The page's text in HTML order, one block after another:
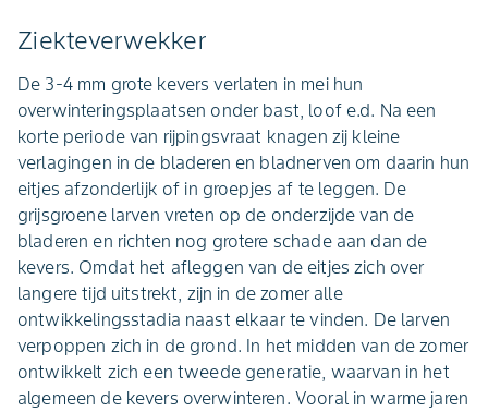
Ziekteverwekker
De 3-4 mm grote kevers verlaten in mei hun
overwinteringsplaatsen onder bast, loof e.d. Na een
korte periode van rijpingsvraat knagen zij kleine
verlagingen in de bladeren en bladnerven om daarin hun
eitjes afzonderlijk of in groepjes af te leggen. De
grijsgroene larven vreten op de onderzijde van de
bladeren en richten nog grotere schade aan dan de
kevers. Omdat het afleggen van de eitjes zich over
langere tijd uitstrekt, zijn in de zomer alle
ontwikkelingsstadia naast elkaar te vinden. De larven
verpoppen zich in de grond. In het midden van de zomer
ontwikkelt zich een tweede generatie, waarvan in het
algemeen de kevers overwinteren. Vooral in warme jaren